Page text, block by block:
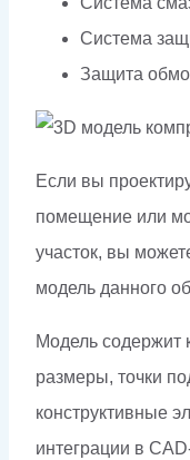
Система
Защита
Если вы
помещение или
участок, вы
модель данного
Модель содержит
размеры, точки
конструктивные
интеграции в